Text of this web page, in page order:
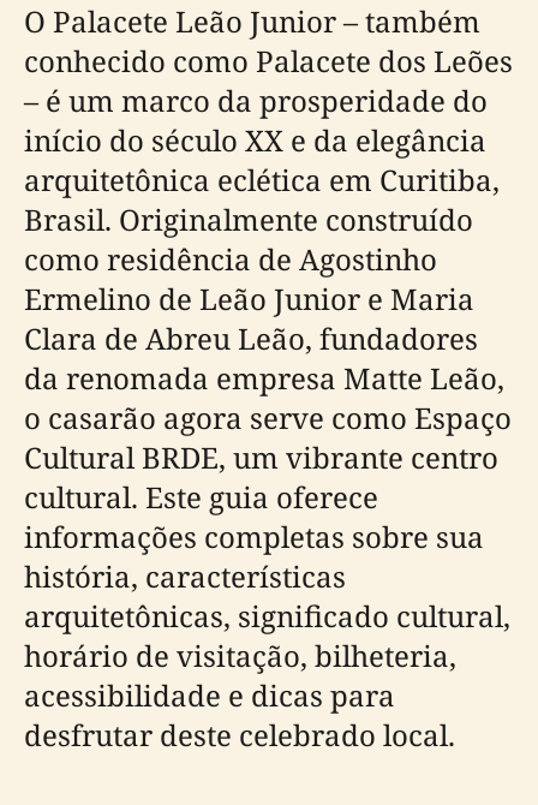
O Palacete Leão Junior – também
conhecido como Palacete dos Leões
– é um marco da prosperidade do
início do século XX e da elegância
arquitetônica eclética em Curitiba,
Brasil. Originalmente construído
como residência de Agostinho
Ermelino de Leão Junior e Maria
Clara de Abreu Leão, fundadores
da renomada empresa Matte Leão,
o casarão agora serve como Espaço
Cultural BRDE, um vibrante centro
cultural. Este guia oferece
informações completas sobre sua
história, características
arquitetônicas, significado cultural,
horário de visitação, bilheteria,
acessibilidade e dicas para
desfrutar deste celebrado local.